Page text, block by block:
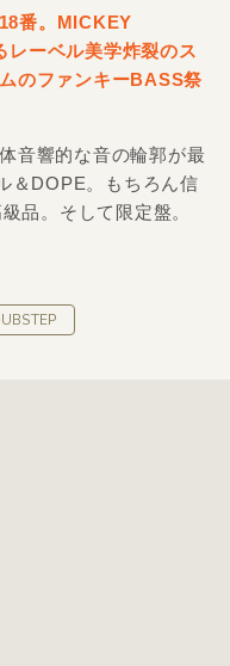
番。MICKEY
ーベル美学炸裂のス
のファンキーBASS祭
音響的な音の輪郭が最
＆DOPE。もちろん信
品。そして限定盤。